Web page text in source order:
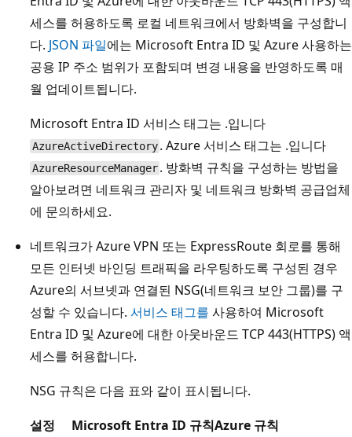
세스를 허용하도록 로컬 네트워크에서 방화벽을 구성합니
다. JSON 파일에는 Microsoft Entra ID 및 Azure 사용하는
공용 IP 주소 범위가 포함되며 변경 내용을 반영하도록 매
월 업데이트됩니다.
Microsoft Entra ID 서비스 태그는 .입니다
AzureActiveDirectory . Azure 서비스 태그는 .입니다
AzureResourceManager . 방화벽 규칙을 구성하는 방법을
알아보려면 네트워크 관리자 및 네트워크 방화벽 공급업체
에 문의하세요.
네트워크가 Azure VPN 또는 ExpressRoute 회로를 통해
모든 인터넷 바인딩 트래픽을 라우팅하도록 구성된 경우
Azure의 서브넷과 연결된 NSG(네트워크 보안 그룹)를 구
성할 수 있습니다. 서비스 태그를 사용하여 Microsoft
Entra ID 및 Azure에 대한 아웃바운드 TCP 443(HTTPS) 액
세스를 허용합니다.
NSG 규칙은 다음 표와 같이 표시됩니다.
설정
Microsoft Entra ID 규칙Azure 규칙